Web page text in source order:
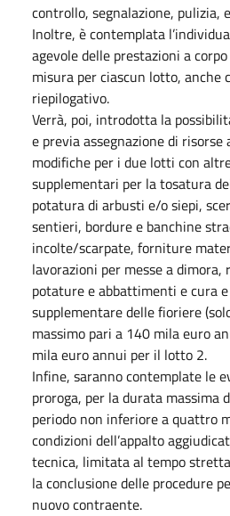
controllo, segnalazione, pulizia,
Inoltre, è contemplata
agevole delle prestazioni a
misura per ciascun lotto, anche
riepilogativo.
Verrà, poi, introdotta la
e previa assegnazione di
modifiche per i due lotti con
supplementari per la tosatura
potatura di arbusti e/o siepi,
sentieri, bordure e banchine
incolte/scarpate, forniture
lavorazioni per messe a dimora,
potature e abbattimenti e cura
supplementare delle fioriere
massimo pari a 140 mila euro
mila euro annui per il lotto 2.
Infine, saranno contemplate le
proroga, per la durata massima
periodo non inferiore a quattro
condizioni dell’appalto
tecnica, limitata al tempo
la conclusione delle procedure
nuovo contraente.